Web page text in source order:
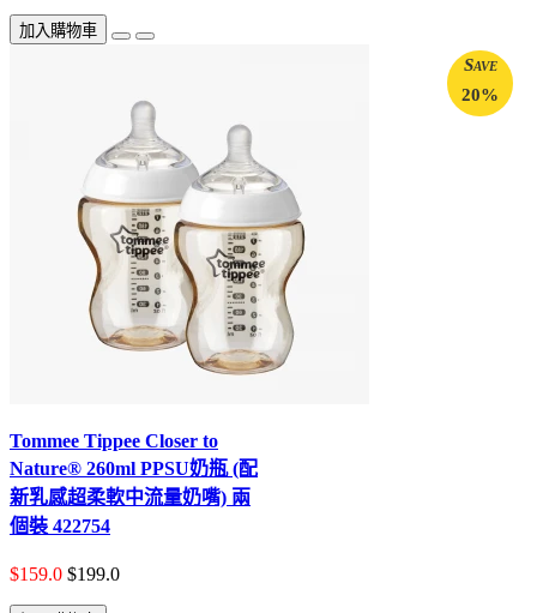
加入購物車
Save
20%
Tommee Tippee Closer to
Nature® 260ml PPSU奶瓶 (配
新乳感超柔軟中流量奶嘴) 兩
個裝 422754
$159.0 $199.0